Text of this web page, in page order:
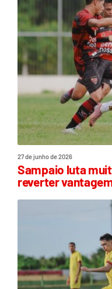
27 de junho de 2026
Sampaio luta
reverter